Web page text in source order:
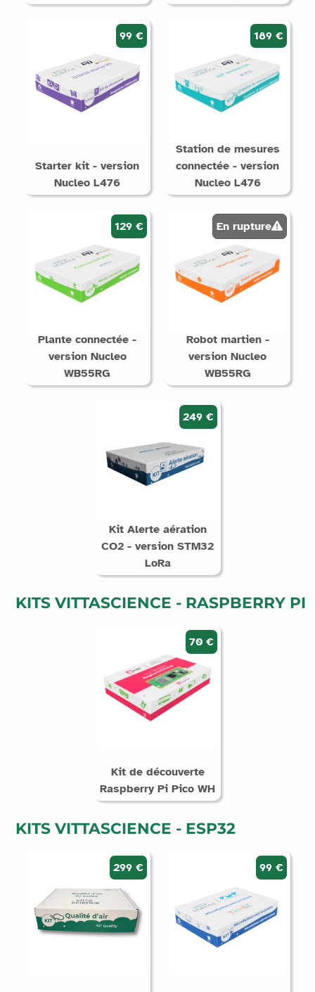
99 €
Starter kit - version
Nucleo L476
189 €
Station de mesures
connectée - version
Nucleo L476
129 €
Plante connectée -
version Nucleo
WB55RG
En rupture
Robot martien -
version Nucleo
WB55RG
249 €
Kit Alerte aération
CO2 - version STM32
LoRa
KITS VITTASCIENCE - RASPBERRY PI
70 €
Kit de découverte
Raspberry Pi Pico WH
KITS VITTASCIENCE - ESP32
299 € 99 €